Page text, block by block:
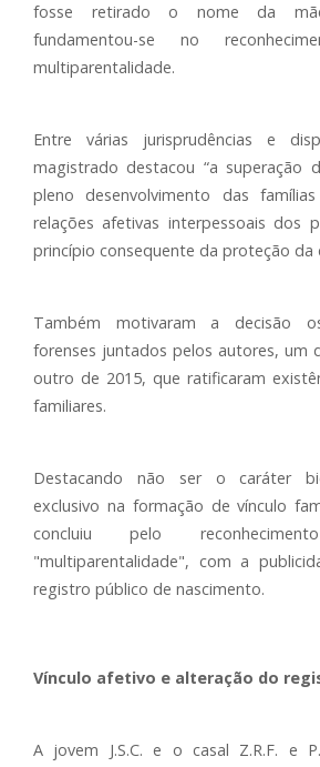
fosse retirado o nome da
fundamentou-se no
multiparentalidade.
Entre várias jurisprudências e
magistrado destacou “a superação
pleno desenvolvimento das
relações afetivas interpessoais dos
princípio consequente da proteção da
Também motivaram a decisão
forenses juntados pelos autores, um
outro de 2015, que ratificaram
familiares.
Destacando não ser o caráter
exclusivo na formação de vínculo
concluiu pelo
"multiparentalidade", com a
registro público de nascimento.
Vínculo afetivo e alteração do
A jovem J.S.C. e o casal Z.R.F. e